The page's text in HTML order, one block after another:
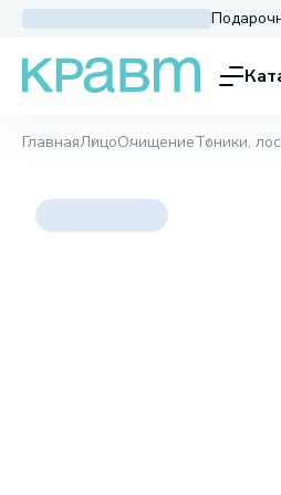
ГлавнаяЛицоОчищениеТоники,